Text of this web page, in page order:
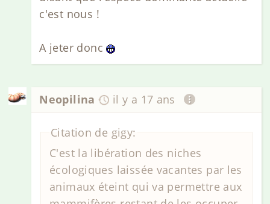
c'est nous !
A jeter donc
Neopilina il y a 17 ans
Citation de gigy:
C'est la libération des niches
écologiques laissée vacantes par les
animaux éteint qui va permettre aux